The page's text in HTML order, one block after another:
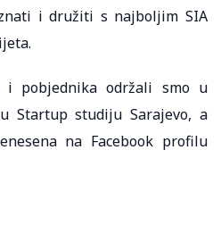
i družiti s najboljim SIA
i pobjednika održali smo u
Startup studiju Sarajevo, a
na Facebook profilu